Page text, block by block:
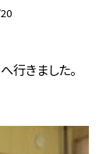
行きました。